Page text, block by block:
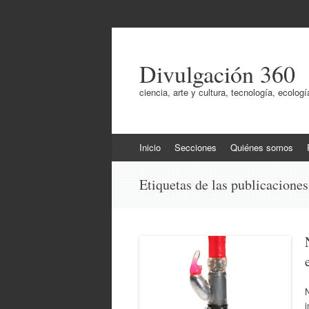
Divulgación 360
ciencia, arte y cultura, tecnología,
al
Inicio Secciones Quiénes somos
Etiquetas de las